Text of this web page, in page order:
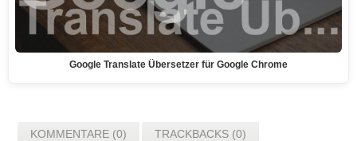
Google Translate Übersetzer für Google Chrome
KOMMENTARE (0) TRACKBACKS (0)